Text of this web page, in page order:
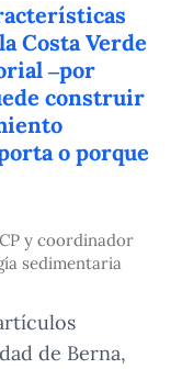
Costa Verde
–por
construir
o porque
y coordinador
sedimentaria
de Berna,